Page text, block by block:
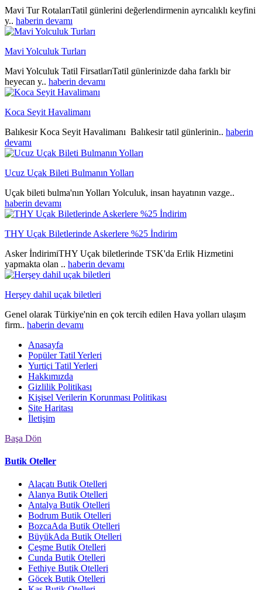
Mavi Tur RotalarıTatil günlerini değerlendirmenin ayrıcalıklı keyfini
y.. haberin devamı
Mavi Yolculuk Turları
Mavi Yolculuk Tatil FirsatlarıTatil günlerinizde daha farklı bir
heyecan y.. haberin devamı
Koca Seyit Havalimanı
Balıkesir Koca Seyit Havalimanı Balıkesir tatil günlerinin.. haberin
devamı
Ucuz Uçak Bileti Bulmanın Yolları
Uçak bileti bulma'nın Yolları Yolculuk, insan hayatının vazge..
haberin devamı
THY Uçak Biletlerinde Askerlere %25 İndirim
Asker İndirimiTHY Uçak biletlerinde TSK'da Erlik Hizmetini
yapmakta olan .. haberin devamı
Herşey dahil uçak biletleri
Genel olarak Türkiye'nin en çok tercih edilen Hava yolları ulaşım
firm.. haberin devamı
Anasayfa
Popüler Tatil Yerleri
Yurtiçi Tatil Yerleri
Hakkımızda
Gizlilik Politikası
Kişisel Verilerin Korunması Politikası
Site Haritası
İletişim
Başa Dön
Butik Oteller
Alaçatı Butik Otelleri
Alanya Butik Otelleri
Antalya Butik Otelleri
Bodrum Butik Otelleri
BozcaAda Butik Otelleri
BüyükAda Butik Otelleri
Çeşme Butik Otelleri
Cunda Butik Otelleri
Fethiye Butik Otelleri
Göcek Butik Otelleri